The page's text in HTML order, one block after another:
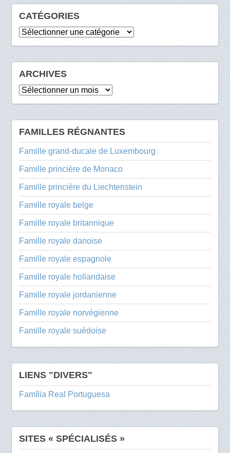
CATÉGORIES
Catégories
ARCHIVES
Archives
FAMILLES RÉGNANTES
Famille grand-ducale de Luxembourg
Famille princière de Monaco
Famille princière du Liechtenstein
Famille royale belge
Famille royale britannique
Famille royale danoise
Famille royale espagnole
Famille royale hollandaise
Famille royale jordanienne
Famille royale norvégienne
Famille royale suédoise
LIENS "DIVERS"
Família Real Portuguesa
SITES « SPÉCIALISÉS »